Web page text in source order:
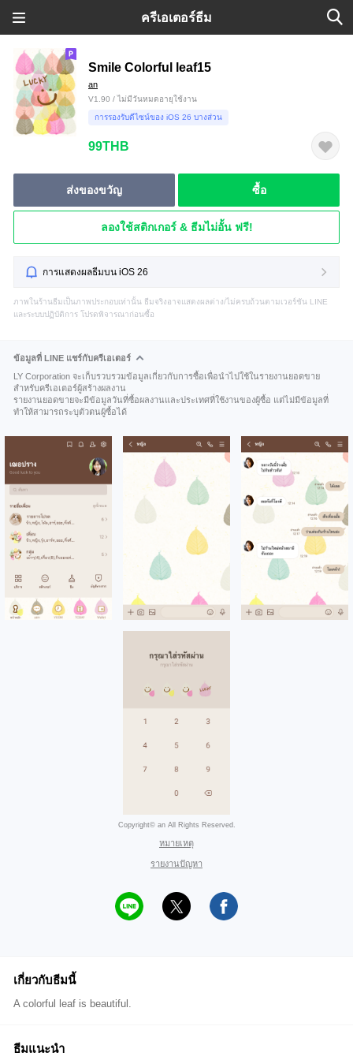
ครีเอเตอร์ธีม
Smile Colorful leaf15
an
V1.90 / ไม่มีวันหมดอายุใช้งาน
การรองรับดีไซน์ของ iOS 26 บางส่วน
99THB
ส่งของขวัญ ซื้อ
ลองใช้สติกเกอร์ & ธีมไม่อั้น ฟรี!
การแสดงผลธีมบน iOS 26
ภาพในร้านธีมเป็นภาพประกอบเท่านั้น ธีมจริงอาจแสดงผลต่าง/ไม่ครบถ้วนตามเวอร์ชัน LINE
และระบบปฏิบัติการ โปรดพิจารณาก่อนซื้อ
ข้อมูลที่ LINE แชร์กับครีเอเตอร์
LY Corporation จะเก็บรวบรวมข้อมูลเกี่ยวกับการซื้อเพื่อนำไปใช้ในรายงานยอดขาย
สำหรับครีเอเตอร์ผู้สร้างผลงาน
รายงานยอดขายจะมีข้อมูลวันที่ซื้อผลงานและประเทศที่ใช้งานของผู้ซื้อ แต่ไม่มีข้อมูลที่
ทำให้สามารถระบุตัวตนผู้ซื้อได้
Copyright© an All Rights Reserved.
หมายเหตุ
รายงานปัญหา
เกี่ยวกับธีมนี้
A colorful leaf is beautiful.
ธีมแนะนำ